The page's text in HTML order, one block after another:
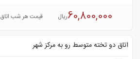
60,800,000ریال قیمت هر شب اتاق
اتاق دو تخته متوسط رو به مرکز شهر